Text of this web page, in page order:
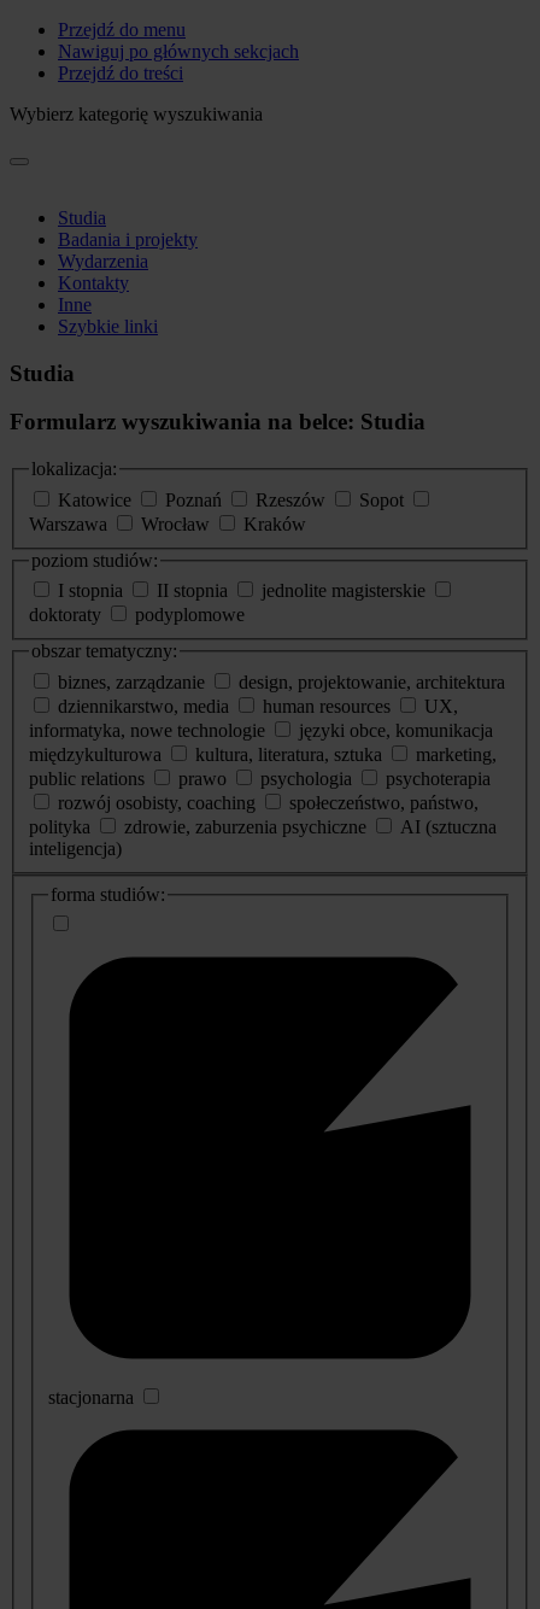
Przejdź do menu
Nawiguj po głównych sekcjach
Przejdź do treści
Wybierz kategorię wyszukiwania
Studia
Badania i projekty
Wydarzenia
Kontakty
Inne
Szybkie linki
Studia
Formularz wyszukiwania na belce: Studia
lokalizacja:
Katowice
Poznań Rzeszów
Sopot
Warszawa
Wrocław
Kraków
poziom studiów:
I stopnia
II stopnia
jednolite magisterskie
doktoraty
podyplomowe
obszar tematyczny:
biznes, zarządzanie
design, projektowanie, architektura
dziennikarstwo, media
human resources
UX,
informatyka, nowe technologie
języki obce, komunikacja
międzykulturowa
kultura, literatura, sztuka
marketing,
public relations
prawo psychologia
psychoterapia
rozwój osobisty, coaching
społeczeństwo, państwo,
polityka
zdrowie, zaburzenia psychiczne
AI (sztuczna
inteligencja)
dodatkowe
informacje
forma studiów:
stacjonarna